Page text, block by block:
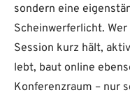
sondern eine
Scheinwerferlicht.
Session kurz hält,
lebt, baut online
Konferenzraum – nur